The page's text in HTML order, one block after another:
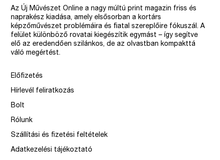
Az Új Művészet Online a nagy múltú print magazin friss és
naprakész kiadása, amely elsősorban a kortárs
képzőművészet problémáira és fiatal szereplőire fókuszál. A
felület különböző rovatai kiegészítik egymást – így segítve
elő az eredendően szilánkos, de az olvastban kompakttá
váló megértést.
Előfizetés
Hírlevél feliratkozás
Bolt
Rólunk
Szállítási és fizetési feltételek
Adatkezelési tájékoztató